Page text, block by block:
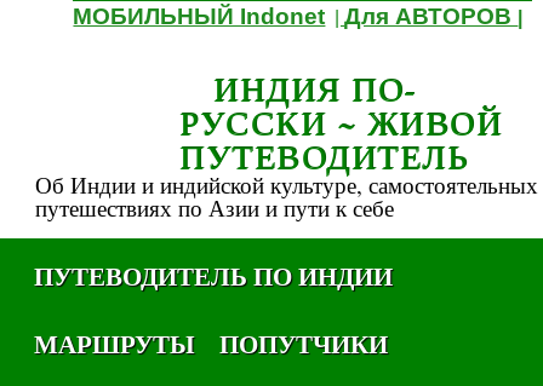
МОБИЛЬНЫЙ Indonet |Для АВТОРОВ
ИНДИЯ ПО-
РУССКИ ~ ЖИВОЙ
ПУТЕВОДИТЕЛЬ
Об Индии и индийской культуре, самостоятельных
путешествиях по Азии и пути к себе
ПУТЕВОДИТЕЛЬ ПО ИНДИИ
МАРШРУТЫ
ПОПУТЧИКИ